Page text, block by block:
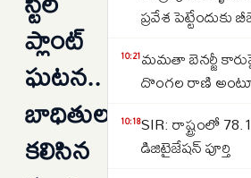
ప్లాంట్
ఘటన..
బాధితులను
కలిసిన
ప్రవేశ పెట్టేందుకు
10:21మమతా బెనర్జీ
దొంగల రాణి
10:18SIR: రాష్ట్రంలో
డిజిటైజేషన్ పూర్తి